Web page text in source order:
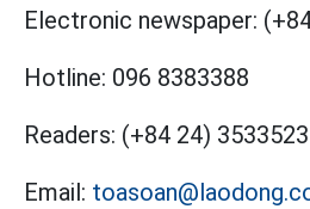
Electronic newspaper:
Hotline: 096 8383388
Readers: (+84 24)
Email: